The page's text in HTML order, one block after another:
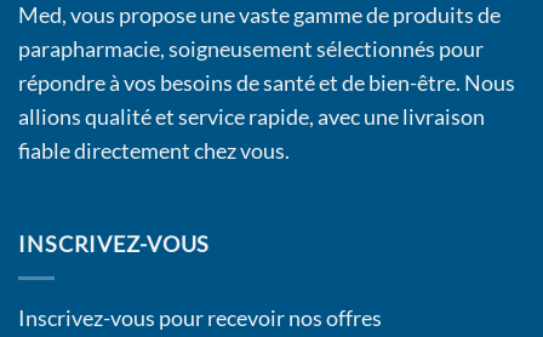
Med, vous propose une vaste gamme de produits de
parapharmacie, soigneusement sélectionnés pour
répondre à vos besoins de santé et de bien-être. Nous
allions qualité et service rapide, avec une livraison
fiable directement chez vous.
INSCRIVEZ-VOUS
Inscrivez-vous pour recevoir nos offres